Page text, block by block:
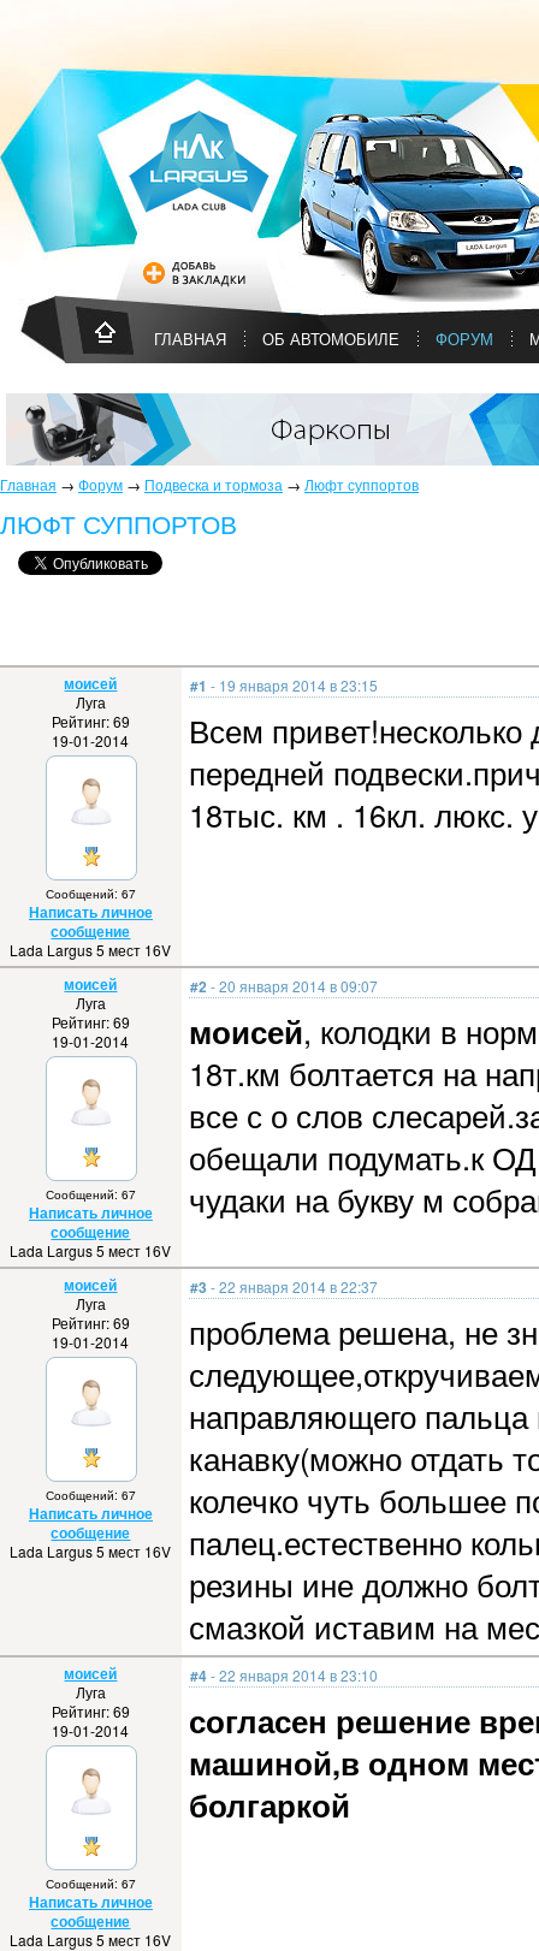
ГЛАВНАЯ ОБ АВТОМОБИЛЕ ФОРУМ
Главная → Форум → Подвеска и тормоза → Люфт суппортов
ЛЮФТ СУППОРТОВ
моисей
Луга
Рейтинг: 69
19-01-2014
Сообщений: 67
Написать личное
сообщение
Lada Largus 5 мест 16V
#1 - 19 января 2014 в 23:15
Всем
передней
18тыс. км . 16кл. люкс.
моисей
Луга
Рейтинг: 69
19-01-2014
Сообщений: 67
Написать личное
сообщение
Lada Largus 5 мест 16V
#2 - 20 января 2014 в 09:07
моисей, колодки в
18т.км болтается на
все с о слов
обещали подумать.к
чудаки на букву м
моисей
Луга
Рейтинг: 69
19-01-2014
Сообщений: 67
Написать личное
сообщение
Lada Largus 5 мест 16V
#3 - 22 января 2014 в 22:37
проблема решена, не
направляющего
канавку(можно отдать
колечко чуть большее
палец.естественно
резины ине должно
смазкой иставим на
моисей
Луга
Рейтинг: 69
19-01-2014
Сообщений: 67
Написать личное
сообщение
Lada Largus 5 мест 16V
#4- 22 января 2014 в 23:10
согласен решение
машиной,в одном
болгаркой